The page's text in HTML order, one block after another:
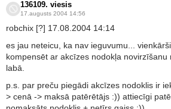
136109. viesis
17.augusts 2004 14:56
robchix [?] 17.08.2004 14:14
es jau neteicu, ka nav ieguvumu...
kompensēt ar akcīzes nodokļa novirzīšanu
labā.
p.s. par preču piegādi akcīzes nodoklis ir
> cenā -> maksā patērētājs :)) attiecīgi patērētājam paliek prece +